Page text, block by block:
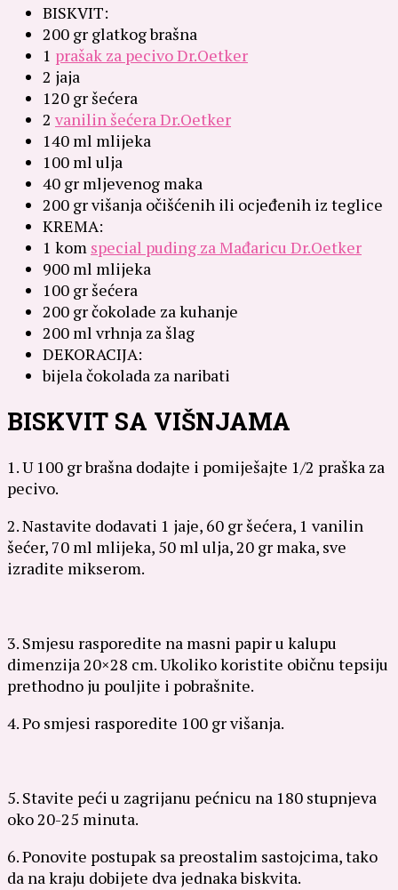
BISKVIT:
200 gr glatkog brašna
1 prašak za pecivo Dr.Oetker
2 jaja
120 gr šećera
2 vanilin šećera Dr.Oetker
140 ml mlijeka
100 ml ulja
40 gr mljevenog maka
200 gr višanja očišćenih ili ocjeđenih iz teglice
KREMA:
1 kom special puding za Mađaricu Dr.Oetker
900 ml mlijeka
100 gr šećera
200 gr čokolade za kuhanje
200 ml vrhnja za šlag
DEKORACIJA:
bijela čokolada za naribati
BISKVIT SA VIŠNJAMA
1. U 100 gr brašna dodajte i pomiješajte 1/2 praška za
pecivo.
2. Nastavite dodavati 1 jaje, 60 gr šećera, 1 vanilin
šećer, 70 ml mlijeka, 50 ml ulja, 20 gr maka, sve
izradite mikserom.
3. Smjesu rasporedite na masni papir u kalupu
dimenzija 20×28 cm. Ukoliko koristite običnu tepsiju
prethodno ju pouljite i pobrašnite.
4. Po smjesi rasporedite 100 gr višanja.
5. Stavite peći u zagrijanu pećnicu na 180 stupnjeva
oko 20-25 minuta.
6. Ponovite postupak sa preostalim sastojcima, tako
da na kraju dobijete dva jednaka biskvita.